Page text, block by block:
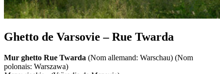
Ghetto de Varsovie – Rue Twarda
Mur ghetto Rue Twarda (Nom allemand: Warschau) (Nom
polonais: Warszawa)